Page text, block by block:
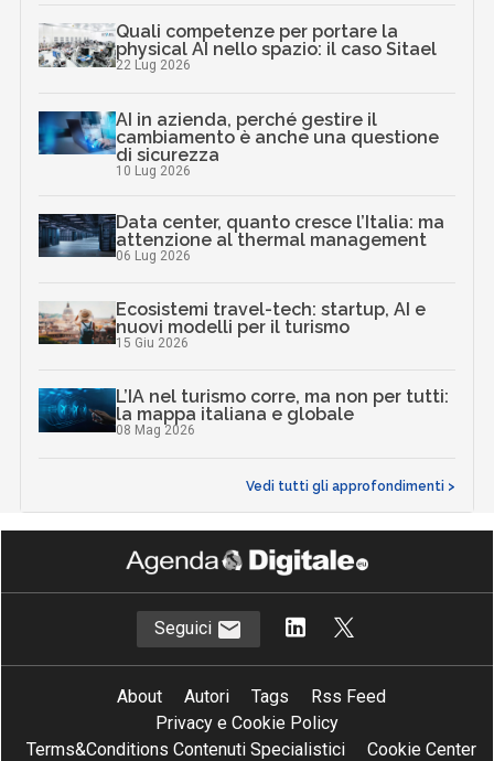
Quali competenze per portare la
physical AI nello spazio: il caso Sitael
22 Lug 2026
AI in azienda, perché gestire il
cambiamento è anche una questione
di sicurezza
10 Lug 2026
Data center, quanto cresce l’Italia: ma
attenzione al thermal management
06 Lug 2026
Ecosistemi travel-tech: startup, AI e
nuovi modelli per il turismo
15 Giu 2026
L’IA nel turismo corre, ma non per tutti:
la mappa italiana e globale
08 Mag 2026
Vedi tutti gli approfondimenti >
Seguici
About Autori Tags
Rss Feed
Privacy e Cookie Policy
Terms&Conditions Contenuti Specialistici
Cookie Center